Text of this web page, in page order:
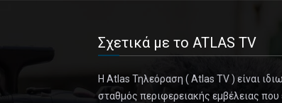
Σχετικά με το ATLAS TV
Η Atlas Τηλεόραση ( Atlas TV ) είναι
σταθμός περιφερειακής εμβέλειας που